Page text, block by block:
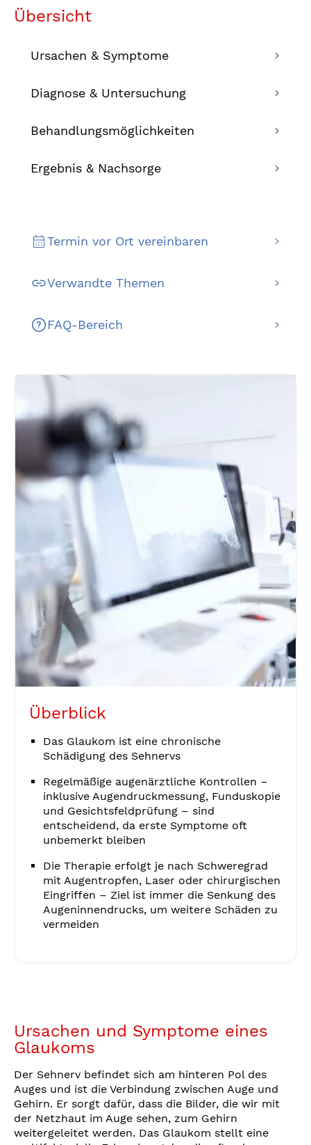
Übersicht
Ursachen & Symptome
Diagnose & Untersuchung
Behandlungsmöglichkeiten
Ergebnis & Nachsorge
Termin vor Ort vereinbaren
Verwandte Themen
FAQ-Bereich
Überblick
Das Glaukom ist eine chronische
Schädigung des Sehnervs
Regelmäßige augenärztliche Kontrollen –
inklusive Augendruckmessung, Funduskopie
und Gesichtsfeldprüfung – sind
entscheidend, da erste Symptome oft
unbemerkt bleiben
Die Therapie erfolgt je nach Schweregrad
mit Augentropfen, Laser oder chirurgischen
Eingriffen – Ziel ist immer die Senkung des
Augeninnendrucks, um weitere Schäden zu
vermeiden
Ursachen und Symptome eines
Glaukoms
Der Sehnerv befindet sich am hinteren Pol des
Auges und ist die Verbindung zwischen Auge und
Gehirn. Er sorgt dafür, dass die Bilder, die wir mit
der Netzhaut im Auge sehen, zum Gehirn
weitergeleitet werden. Das Glaukom stellt eine